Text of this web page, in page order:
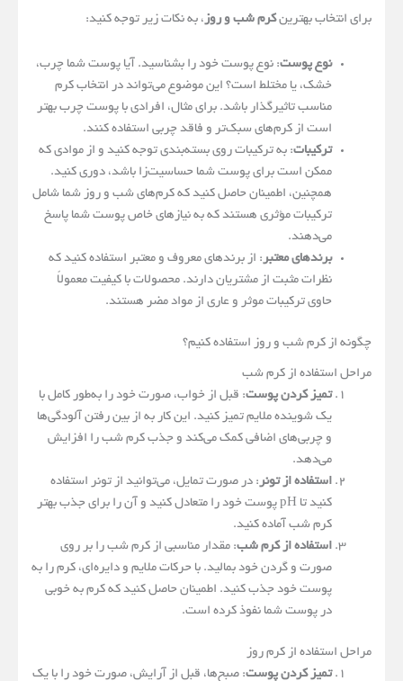
برای انتخاب بهترینکرم شب و روز، به نکات زیر توجه کنید:
نوع پوست: نوع پوست خود را بشناسید. آیا پوست شما چرب،
خشک، یا مختلط است؟ این موضوع می‌تواند در انتخاب کرم
مناسب تاثیرگذار باشد. برای مثال، افرادی با پوست چرب بهتر
است از کرم‌های سبک‌تر و فاقد چربی استفاده کنند.
ترکیبات: به ترکیبات روی بسته‌بندی توجه کنید و از موادی که
ممکن است برای پوست شما حساسیت‌زا باشد، دوری کنید.
همچنین، اطمینان حاصل کنید که کرم‌های شب و روز شما شامل
ترکیبات مؤثری هستند که به نیازهای خاص پوست شما پاسخ
می‌دهند.
برندهای معتبر : از برندهای معروف و معتبر استفاده کنید که
نظرات مثبت از مشتریان دارند. محصولات با کیفیت معمولاً
حاوی ترکیبات موثر و عاری از مواد مضر هستند.
چگونه از کرم شب و روز استفاده کنیم؟
مراحل استفاده از کرم شب
تمیز کردن پوست: قبل از خواب، صورت خود را به‌طور کامل با
یک شوینده ملایم تمیز کنید. این کار به از بین رفتن آلودگی‌ها
و چربی‌های اضافی کمک می‌کند و جذب کرم شب را افزایش
می‌دهد.
استفاده از تونر : در صورت تمایل، می‌توانید از تونر استفاده
کنید تا pH پوست خود را متعادل کنید و آن را برای جذب بهتر
کرم شب آماده کنید.
استفاده از کرم شب: مقدار مناسبی از کرم شب را بر روی
صورت و گردن خود بمالید. با حرکات ملایم و دایره‌ای، کرم را به
پوست خود جذب کنید. اطمینان حاصل کنید که کرم به خوبی
در پوست شما نفوذ کرده است.
مراحل استفاده از کرم روز
تمیز کردن پوست: صبح‌ها، قبل از آرایش، صورت خود را با یک